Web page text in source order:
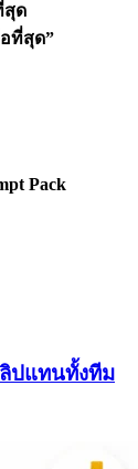
สุด
ที่สุด”
Pack
ลิปแทนทั้งทีม